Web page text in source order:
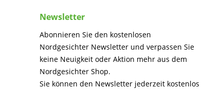
Newsletter
Abonnieren Sie den kostenlosen
Nordgesichter Newsletter und verpassen Sie
keine Neuigkeit oder Aktion mehr aus dem
Nordgesichter Shop.
Sie können den Newsletter jederzeit kostenlos